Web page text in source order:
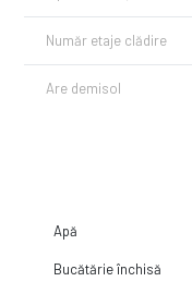
Număr etaje clădire
Are demisol
Apă
Bucătărie închisă